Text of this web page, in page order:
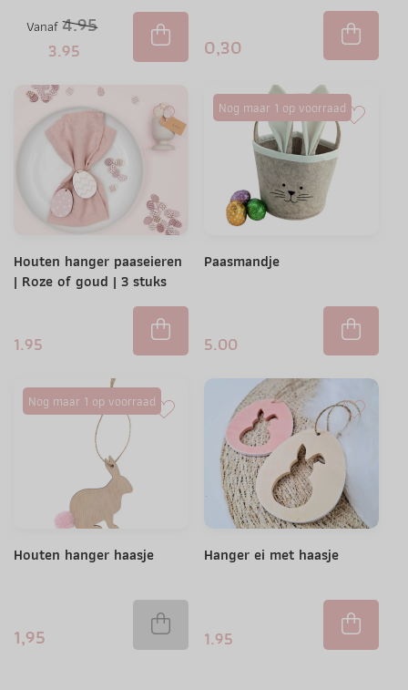
Vanaf4.95
3.95 0,30
Houten hanger paaseieren
| Roze of goud | 3 stuks
1.95
Nog maar 1 op voorraad
Paasmandje
5.00
Nog maar 1 op voorraad
Houten hanger haasje
1,95
Hanger ei met haasje
1.95